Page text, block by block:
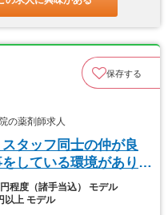
保存する
の薬剤師求人
タッフ同士の仲が良
している環境がありま
程度（諸手当込） モデル
以上 モデル